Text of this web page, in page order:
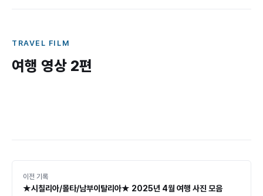
TRAVEL FILM
여행 영상 2편
이전 기록
★시칠리아/몰타/남부이탈리아★ 2025년 4월 여행 사진 모음